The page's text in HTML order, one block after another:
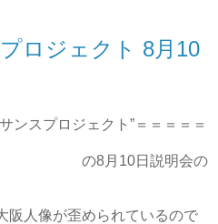
ロジェクト 8月10
ンスプロジェクト”＝＝＝＝＝
説明会の
人像が歪められているので